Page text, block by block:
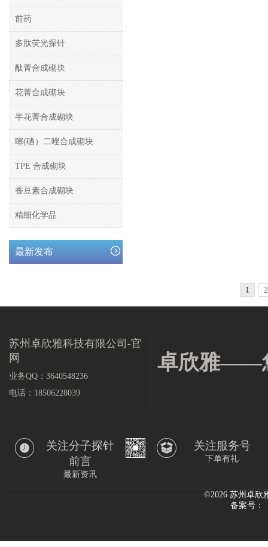
前药
多肽荧光探针
酞菁合成砌块
花菁合成砌块
半花菁合成砌块
噻(硒）二唑合成砌块
TPE 合成砌块
香豆素合成砌块
精细化学品
最新发布
1 2
苏州卓欣雅科技有限公司-官
网
业务QQ：3640548236
电话：18506228039
卓欣雅——
关注分子探针
前言
最新资讯
关注服务号
下单有礼
©2026 苏州卓欣
备案号：